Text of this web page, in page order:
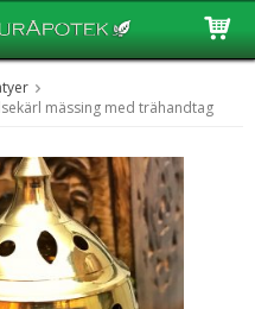
i varukorgen
mässing med trähandtag